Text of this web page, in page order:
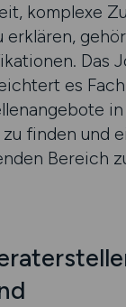
komplexe
erklären,
Das
es
finden und
Bereich